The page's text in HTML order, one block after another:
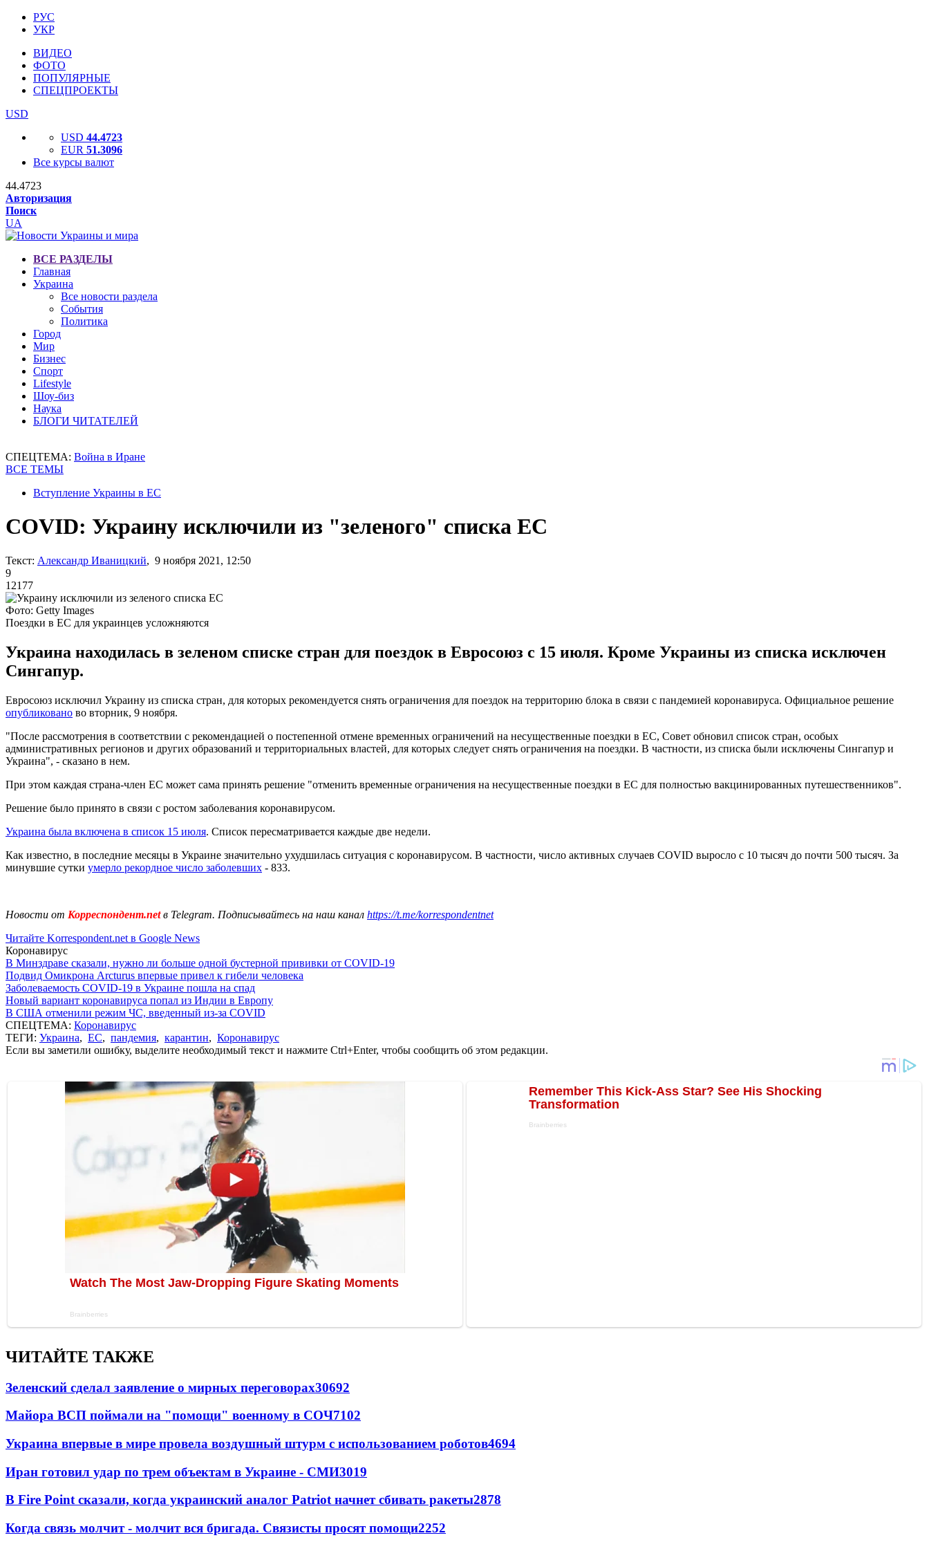
РУС
УКР
ВИДЕО
ФОТО
ПОПУЛЯРНЫЕ
СПЕЦПРОЕКТЫ
USD
USD 44.4723
EUR 51.3096
Все курсы валют
44.4723
Авторизация
Поиск
UA
ВСЕ РАЗДЕЛЫ
Главная
Украина
Все новости раздела
События
Политика
Город
Мир
Бизнес
Спорт
Lifestyle
Шоу-биз
Наука
БЛОГИ ЧИТАТЕЛЕЙ
СПЕЦТЕМА: Война в Иране
ВСЕ ТЕМЫ
Вступление Украины в ЕС
COVID: Украину исключили из "зеленого" списка ЕС
Текст: Александр Иваницкий, 9 ноября 2021, 12:50
9
12177
Фото: Getty Images
Поездки в ЕС для украинцев усложняются
Украина находилась в зеленом списке стран для поездок в Евросоюз с 15 июля. Кроме Украины из списка исключен
Сингапур.
Евросоюз исключил Украину из списка стран, для которых рекомендуется снять ограничения для поездок на территорию блока в связи с пандемией коронавируса. Официальное решение
опубликовано во вторник, 9 ноября.
"После рассмотрения в соответствии с рекомендацией о постепенной отмене временных ограничений на несущественные поездки в ЕС, Совет обновил список стран, особых
административных регионов и других образований и территориальных властей, для которых следует снять ограничения на поездки. В частности, из списка были исключены Сингапур и
Украина", - сказано в нем.
При этом каждая страна-член ЕС может сама принять решение "отменить временные ограничения на несущественные поездки в ЕС для полностью вакцинированных путешественников".
Решение было принято в связи с ростом заболевания коронавирусом.
Украина была включена в список 15 июля. Список пересматривается каждые две недели.
Как известно, в последние месяцы в Украине значительно ухудшилась ситуация с коронавирусом. В частности, число активных случаев COVID выросло с 10 тысяч до почти 500 тысяч. За
минувшие сутки умерло рекордное число заболевших - 833.
Новости от Корреспондент.netв Telegram. Подписывайтесь на наш канал https://t.me/korrespondentnet
Читайте Korrespondent.net в Google News
Коронавирус
В Минздраве сказали, нужно ли больше одной бустерной прививки от COVID-19
Подвид Омикрона Arcturus впервые привел к гибели человека
Заболеваемость COVID-19 в Украине пошла на спад
Новый вариант коронавируса попал из Индии в Европу
В США отменили режим ЧС, введенный из-за COVID
СПЕЦТЕМА: Коронавирус
ТЕГИ: Украина, ЕС, пандемия, карантин, Коронавирус
Если вы заметили ошибку, выделите необходимый текст и нажмите Ctrl+Enter, чтобы сообщить об этом редакции.
ЧИТАЙТЕ ТАКЖЕ
Зеленский сделал заявление о мирных переговорах30692
Майора ВСП поймали на "помощи" военному в СОЧ7102
Украина впервые в мире провела воздушный штурм с использованием роботов4694
Иран готовил удар по трем объектам в Украине - СМИ3019
В Fire Point сказали, когда украинский аналог Patriot начнет сбивать ракеты2878
Когда связь молчит - молчит вся бригада. Связисты просят помощи2252